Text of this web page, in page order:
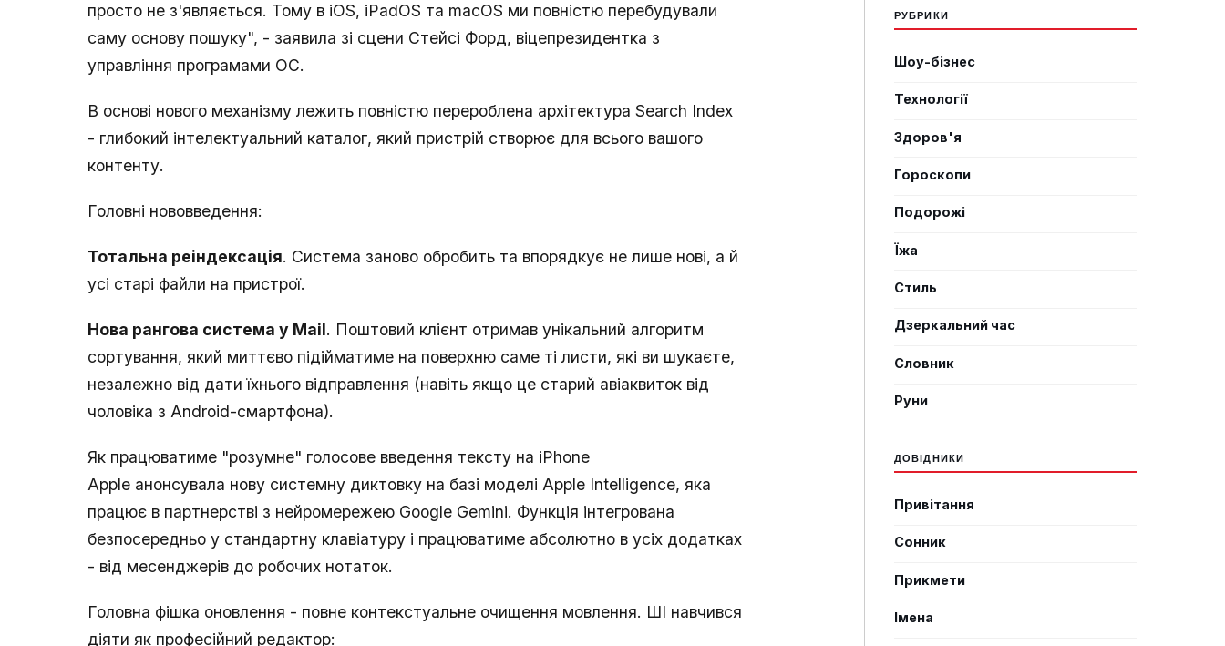
просто не з'являється. Тому в iOS, iPadOS та macOS ми повністю перебудували
саму основу пошуку", - заявила зі сцени Стейсі Форд, віцепрезидентка з
управління програмами ОС.
В основі нового механізму лежить повністю перероблена архітектура Search Index
- глибокий інтелектуальний каталог, який пристрій створює для всього вашого
контенту.
Головні нововведення:
Тотальна реіндексація. Система заново обробить та впорядкує не лише нові, а й
усі старі файли на пристрої.
Нова рангова система у Mail. Поштовий клієнт отримав унікальний алгоритм
сортування, який миттєво підійматиме на поверхню саме ті листи, які ви шукаєте,
незалежно від дати їхнього відправлення (навіть якщо це старий авіаквиток від
чоловіка з Android-смартфона).
Як працюватиме "розумне" голосове введення тексту на iPhone
Apple анонсувала нову системну диктовку на базі моделі Apple Intelligence, яка
працює в партнерстві з нейромережею Google Gemini. Функція інтегрована
безпосередньо у стандартну клавіатуру і працюватиме абсолютно в усіх додатках
- від месенджерів до робочих нотаток.
Головна фішка оновлення - повне контекстуальне очищення мовлення. ШІ навчився
діяти як професійний редактор:
РУБРИКИ
Шоу-бізнес
Технології
Здоров'я
Гороскопи
Подорожі
Їжа
Стиль
Дзеркальний час
Словник
Руни
ДОВІДНИКИ
Привітання
Сонник
Прикмети
Імена